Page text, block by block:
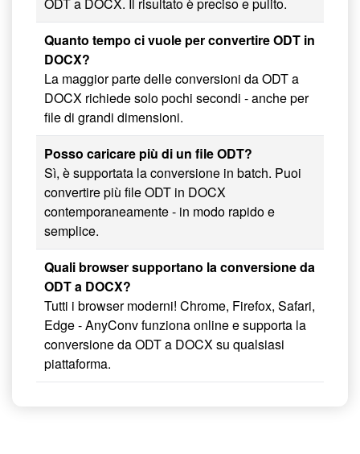
ODT a DOCX. Il risultato è preciso e pulito.
Quanto tempo ci vuole per convertire ODT in
DOCX?
La maggior parte delle conversioni da ODT a
DOCX richiede solo pochi secondi - anche per
file di grandi dimensioni.
Posso caricare più di un file ODT?
Sì, è supportata la conversione in batch. Puoi
convertire più file ODT in DOCX
contemporaneamente - in modo rapido e
semplice.
Quali browser supportano la conversione da
ODT a DOCX?
Tutti i browser moderni! Chrome, Firefox, Safari,
Edge - AnyConv funziona online e supporta la
conversione da ODT a DOCX su qualsiasi
piattaforma.